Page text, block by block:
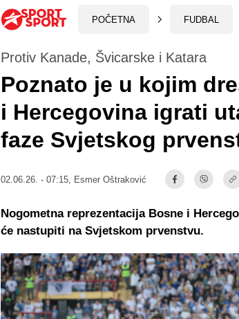
POČETNA FUDBAL
Protiv Kanade, Švicarske i Katara
Poznato je u kojim
i Hercegovina igrati
faze Svjetskog
02.06.26. - 07:15, Esmer Oštraković
Nogometna reprezentacija Bosne i
će nastupiti na Svjetskom prvenstvu.